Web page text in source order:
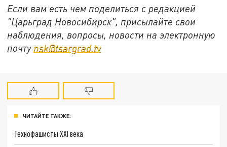
Если вам есть чем поделиться с редакцией
"Царьград Новосибирск", присылайте свои
наблюдения, вопросы, новости на электронную
почту nsk@tsargrad.tv
ЧИТАЙТЕ ТАКЖЕ:
Технофашисты XXI века